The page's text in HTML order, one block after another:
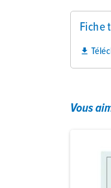
Fiche

Vous